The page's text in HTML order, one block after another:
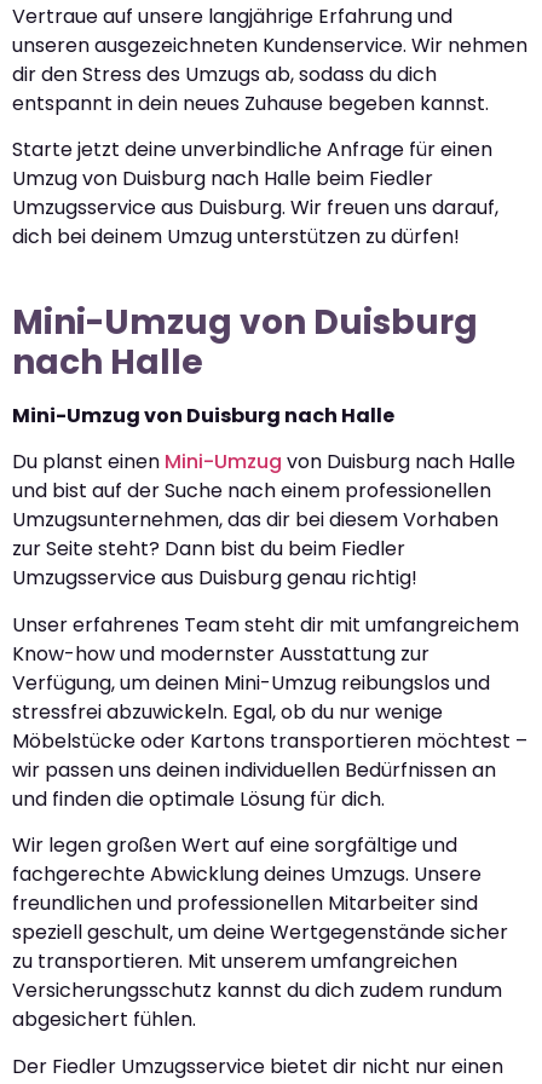
Vertraue auf unsere langjährige Erfahrung und
unseren ausgezeichneten Kundenservice. Wir nehmen
dir den Stress des Umzugs ab, sodass du dich
entspannt in dein neues Zuhause begeben kannst.
Starte jetzt deine unverbindliche Anfrage für einen
Umzug von Duisburg nach Halle beim Fiedler
Umzugsservice aus Duisburg. Wir freuen uns darauf,
dich bei deinem Umzug unterstützen zu dürfen!
Mini-Umzug von Duisburg
nach Halle
Mini-Umzug von Duisburg nach Halle
Du planst einen Mini-Umzug von Duisburg nach Halle
und bist auf der Suche nach einem professionellen
Umzugsunternehmen, das dir bei diesem Vorhaben
zur Seite steht? Dann bist du beim Fiedler
Umzugsservice aus Duisburg genau richtig!
Unser erfahrenes Team steht dir mit umfangreichem
Know-how und modernster Ausstattung zur
Verfügung, um deinen Mini-Umzug reibungslos und
stressfrei abzuwickeln. Egal, ob du nur wenige
Möbelstücke oder Kartons transportieren möchtest –
wir passen uns deinen individuellen Bedürfnissen an
und finden die optimale Lösung für dich.
Wir legen großen Wert auf eine sorgfältige und
fachgerechte Abwicklung deines Umzugs. Unsere
freundlichen und professionellen Mitarbeiter sind
speziell geschult, um deine Wertgegenstände sicher
zu transportieren. Mit unserem umfangreichen
Versicherungsschutz kannst du dich zudem rundum
abgesichert fühlen.
Der Fiedler Umzugsservice bietet dir nicht nur einen